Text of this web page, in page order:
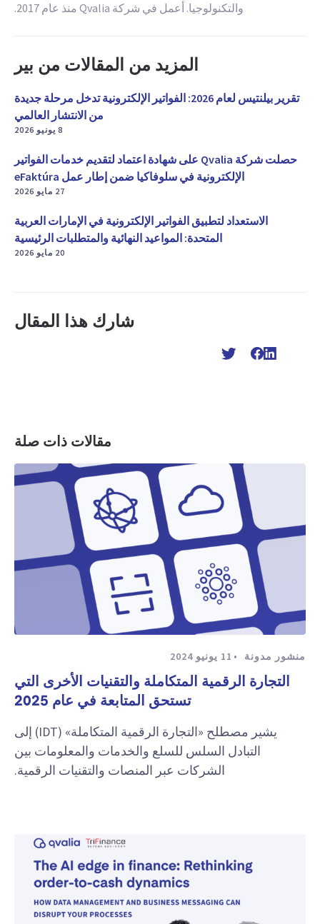
والتكنولوجيا. أعمل في شركة Qvalia منذ عام 2017.
المزيد من المقالات من بير
تقرير بيلنتيس لعام 2026: الفواتير الإلكترونية تدخل مرحلة جديدة
من الانتشار العالمي
8 يونيو 2026
حصلت شركة Qvalia على شهادة اعتماد لتقديم خدمات الفواتير
الإلكترونية في سلوفاكيا ضمن إطار عمل eFaktúra
27 مايو 2026
الاستعداد لتطبيق الفواتير الإلكترونية في الإمارات العربية
المتحدة: المواعيد النهائية والمتطلبات الرئيسية
20 مايو 2026
شارك هذا المقال
مقالات ذات صلة
منشور مدونة 11 يونيو 2024
التجارة الرقمية المتكاملة والتقنيات الأخرى التي
تستحق المتابعة في عام 2025
يشير مصطلح «التجارة الرقمية المتكاملة» (IDT) إلى
التبادل السلس للسلع والخدمات والمعلومات بين
الشركات عبر المنصات والتقنيات الرقمية.